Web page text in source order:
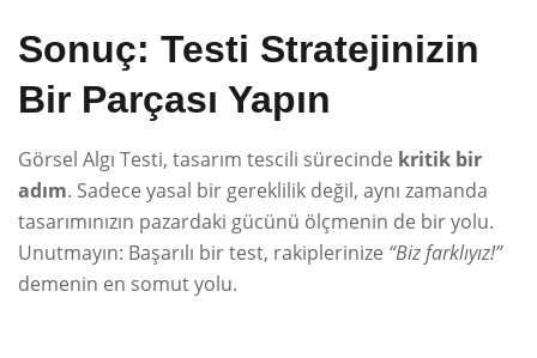
Sonuç: Testi Stratejinizin
Bir Parçası Yapın
Görsel Algı Testi, tasarım tescili sürecinde kritik bir
adım. Sadece yasal bir gereklilik değil, aynı zamanda
tasarımınızın pazardaki gücünü ölçmenin de bir yolu.
Unutmayın: Başarılı bir test, rakiplerinize “Biz farklıyız!”
demenin en somut yolu.